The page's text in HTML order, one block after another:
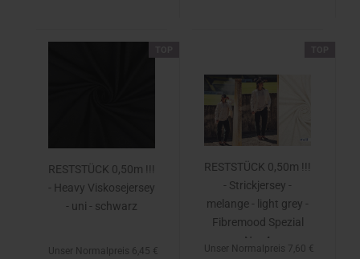
RESTSTÜCK 0,50m !!!
- Heavy Viskosejersey
- uni - schwarz
Unser Normalpreis 6,45 €
RESTSTÜCK 0,50m !!!
- Strickjersey -
melange - light grey -
Fibremood Spezial
No. 4
Unser Normalpreis 7,60 €